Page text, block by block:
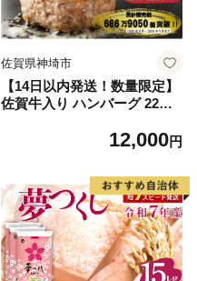
佐賀県神埼市
【14日以内発送！数量限定】
佐賀牛入り ハンバーグ 22個
毛和牛 ブランド牛 九州 ハン
(H083106)
12,000円